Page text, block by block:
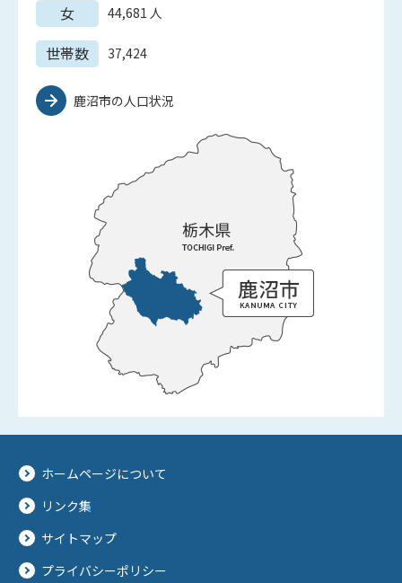
女 44,681 人
世帯数 37,424
鹿沼市の人口状況
ホームページについて
リンク集
サイトマップ
プライバシーポリシー